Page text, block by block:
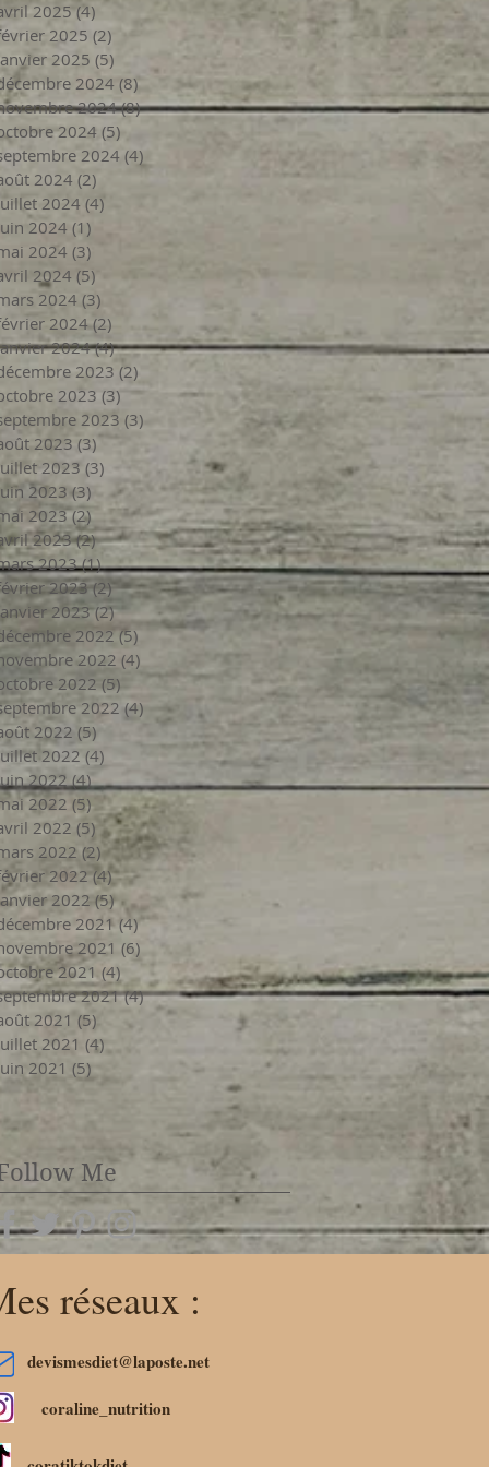
2025 (4)
2025 (2) 2 posts
2025 (5)
2024(8)8 posts
2024 (8)8 posts
2024(5)
2024 (4)
2024 (2)
2024 (4)
2024(1)
2024 (3)
2024 (5)
2024 (3)
2024(2)
2024 (4)4 posts
2023 (2) 2 posts
2023 (3)3 posts
2023 (3)
2023 (3)3 posts
2023 (3) 3 posts
2023 (3) 3 posts
2023 (2)2 posts
2023(2)2 posts
2023(1)1 post
2023(2)2 posts
2023(2)2 posts
2022 (5) 5 posts
2022 (4)
2022 (5) 5 posts
2022 (4) 4 posts
2022 (5)
2022 (4)
2022 (4)4 posts
2022 (5) 5 posts
2022 (5) 5 posts
2022 (2) 2 posts
2022 (4)4 posts
2022(5)5 posts
2021 (4)4 posts
2021 (6)
2021 (4) 4 posts
2021(4)4 posts
2021 (5)
2021 (4)
2021 (5)
Me
réseaux :
devismesdiet@laposte.net
coraline_nutrition